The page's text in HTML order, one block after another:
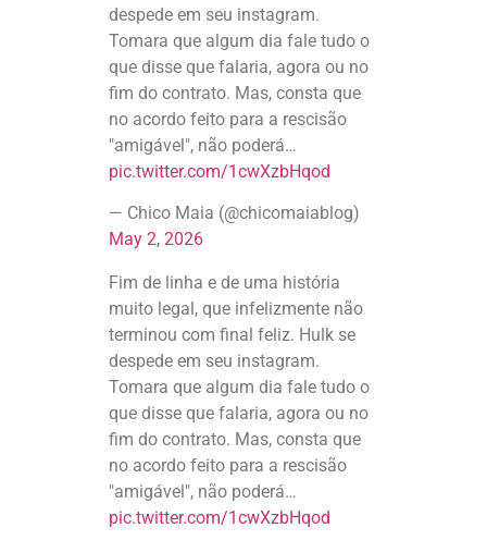
despede em seu instagram.
Tomara que algum dia fale tudo o
que disse que falaria, agora ou no
fim do contrato. Mas, consta que
no acordo feito para a rescisão
"amigável", não poderá…
pic.twitter.com/1cwXzbHqod
— Chico Maia (@chicomaiablog)
May 2, 2026
Fim de linha e de uma história
muito legal, que infelizmente não
terminou com final feliz. Hulk se
despede em seu instagram.
Tomara que algum dia fale tudo o
que disse que falaria, agora ou no
fim do contrato. Mas, consta que
no acordo feito para a rescisão
"amigável", não poderá…
pic.twitter.com/1cwXzbHqod